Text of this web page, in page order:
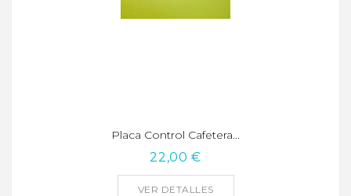
Placa Control Cafetera...
22,00 €
VER DETALLES